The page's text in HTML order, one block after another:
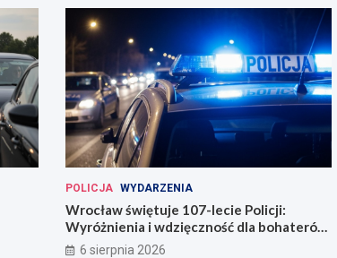
POLICJA WYDARZENIA
Wrocław świętuje 107-lecie Policji:
Wyróżnienia i wdzięczność dla bohaterów
codzienności
6 sierpnia 2026